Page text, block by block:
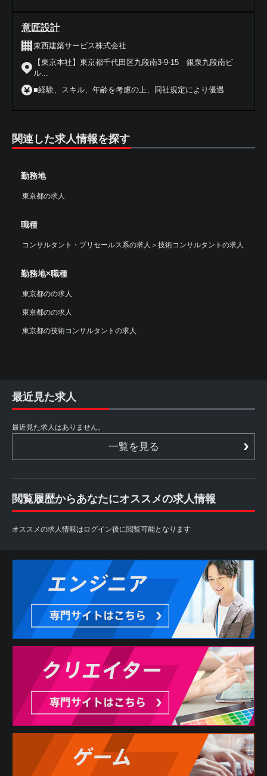
意匠設計
東西建築サービス株式会社
【東京本社】東京都千代田区九段南3-9-15 銀泉九段南ビ
ル...
■経験、スキル、年齢を考慮の上、同社規定により優遇
関連した求人情報を探す
勤務地
東京都の求人
職種
コンサルタント・プリセールス系の求人 ＞ 技術コンサルタントの求人
勤務地×職種
東京都のの求人
東京都のの求人
東京都の技術コンサルタントの求人
最近見た求人
最近見た求人はありません。
一覧を見る
閲覧履歴からあなたにオススメの求人情報
オススメの求人情報はログイン後に閲覧可能となります